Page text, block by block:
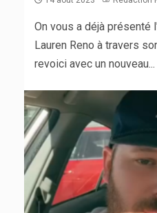
On vous a déjà présenté
Lauren Reno à travers
revoici avec un nouveau...